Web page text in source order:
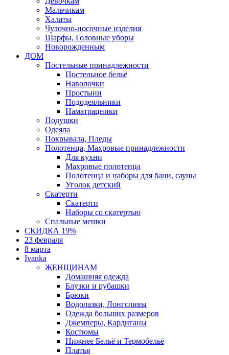
Мальчикам
Халаты
Чулочно-носочные изделия
Шарфы, Головные уборы
Новорожденным
ДОМ
Постельные принадлежности
Постельное бельё
Наволочки
Простыни
Пододеяльники
Наматрацники
Подушки
Одеяла
Покрывала, Пледы
Полотенца, Махровые принадлежности
Для кухни
Махровые полотенца
Полотенца и наборы для бани, сауны
Уголок детский
Скатерти
Скатерти
Наборы со скатертью
Спальные мешки
СКИДКА 19%
23 февраля
8 марта
Ivanka
ЖЕНЩИНАМ
Домашняя одежда
Блузки и рубашки
Брюки
Водолазки, Лонгсливы
Одежда больших размеров
Джемперы, Кардиганы
Костюмы
Нижнее Бельё и Термобельё
Платья